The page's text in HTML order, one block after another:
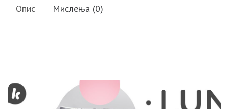
Опис Мислења (0)